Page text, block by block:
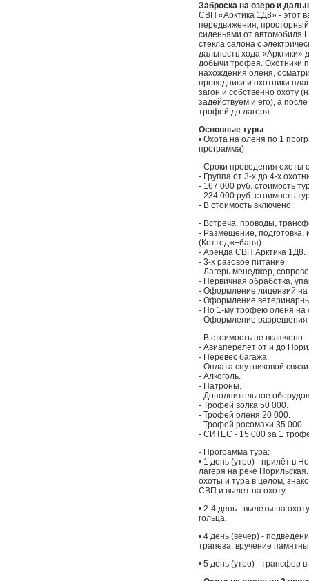
Заброска на озеро и
СВП «Арктика 1Д8» - этот
передвижения,
сиденьями от автомобиля
стекла салона с
дальность хода «Арктики»
добычи трофея. Охотники
нахождения оленя,
проводники и охотники
загон и собственно охоту
задействуем и его), а
трофей до лагеря.
Основные туры
• Охота на оленя по 1
программа)
- Сроки проведения охоты
- Группа от 3-х до 4-х
- 167 000 руб. стоимость
- 234 000 руб. стоимость
- В стоимость включено:
- Встреча, проводы,
- Размещение, подготовка,
(Коттедж+баня).
- Аренда СВП Арктика 1Д8.
- 3-х разовое питание.
- Лагерь менеджер,
- Первичная обработка,
- Оформление лицензий на
- Оформление
- По 1-му трофею оленя на
- Оформление разрешения
- В стоимость не включено:
- Авиаперелет от и до
- Перевес багажа.
- Оплата спутниковой
- Алкоголь.
- Патроны.
- Дополнительное
- Трофей волка 50 000.
- Трофей оленя 20 000.
- Трофей росомахи 35 000.
- СИТЕС - 15 000 за 1
- Программа тура:
• 1 день (утро) - прилёт в
лагеря на реке
охоты и тура в целом,
СВП и вылет на охоту.
• 2-4 день - вылеты на
гольца.
• 4 день (вечер) -
трапеза, вручение
• 5 день (утро) - трансфер